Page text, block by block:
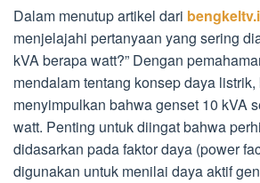
Dalam menutup artikel dari
menjelajahi pertanyaan yang sering
kVA berapa watt?” Dengan
mendalam tentang konsep daya
menyimpulkan bahwa genset 10 kVA
watt. Penting untuk diingat bahwa
didasarkan pada faktor daya (power
digunakan untuk menilai daya aktif